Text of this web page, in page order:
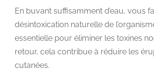
En buvant suffisamment d’eau, vous
désintoxication naturelle de
essentielle pour éliminer les toxines
retour, cela contribue à réduire les
cutanées.